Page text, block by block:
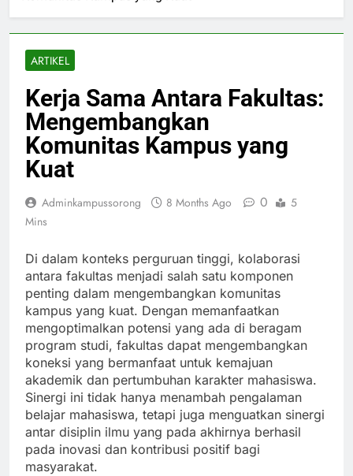
ARTIKEL
Kerja Sama Antara Fakultas:
Mengembangkan
Komunitas Kampus yang
Kuat
Adminkampussorong 8 Months Ago 0
5
Mins
Di dalam konteks perguruan tinggi, kolaborasi
antara fakultas menjadi salah satu komponen
penting dalam mengembangkan komunitas
kampus yang kuat. Dengan memanfaatkan
mengoptimalkan potensi yang ada di beragam
program studi, fakultas dapat mengembangkan
koneksi yang bermanfaat untuk kemajuan
akademik dan pertumbuhan karakter mahasiswa.
Sinergi ini tidak hanya menambah pengalaman
belajar mahasiswa, tetapi juga menguatkan sinergi
antar disiplin ilmu yang pada akhirnya berhasil
pada inovasi dan kontribusi positif bagi
masyarakat.